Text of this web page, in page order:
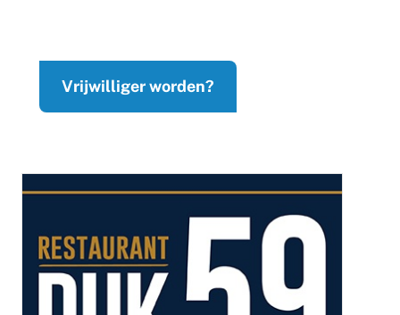
Vrijwilliger worden?